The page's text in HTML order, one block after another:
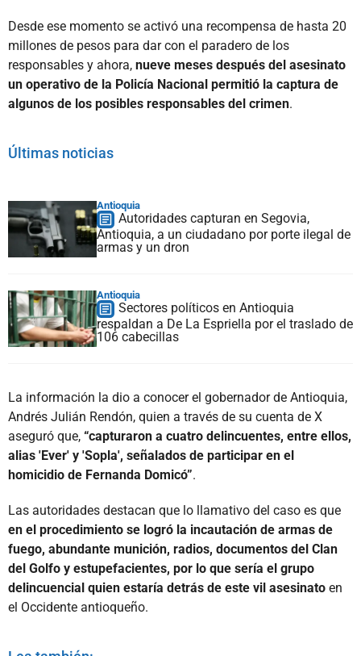
Desde ese momento se activó una recompensa de hasta 20
millones de pesos para dar con el paradero de los
responsables y ahora, nueve meses después del asesinato
un operativo de la Policía Nacional permitió la captura de
algunos de los posibles responsables del crimen.
Últimas noticias
Antioquia
Autoridades capturan en Segovia,
Antioquia, a un ciudadano por porte ilegal de
armas y un dron
Antioquia
Sectores políticos en Antioquia
respaldan a De La Espriella por el traslado de
106 cabecillas
La información la dio a conocer el gobernador de Antioquia,
Andrés Julián Rendón, quien a través de su cuenta de X
aseguró que, “capturaron a cuatro delincuentes, entre ellos,
alias 'Ever' y 'Sopla', señalados de participar en el
homicidio de Fernanda Domicó”.
Las autoridades destacan que lo llamativo del caso es que
en el procedimiento se logró la incautación de armas de
fuego, abundante munición, radios, documentos del Clan
del Golfo y estupefacientes, por lo que sería el grupo
delincuencial quien estaría detrás de este vil asesinato en
el Occidente antioqueño.